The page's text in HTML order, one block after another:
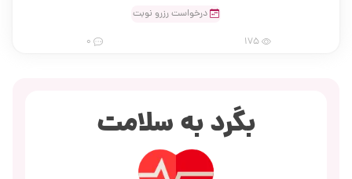
درخواست رزرو نوبت
بگرد به سلامت